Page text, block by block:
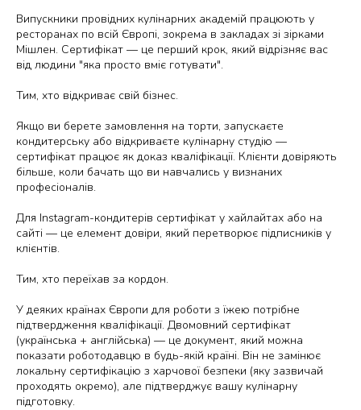
Випускники провідних кулінарних академій працюють у
ресторанах по всій Європі, зокрема в закладах зі зірками
Мішлен. Сертифікат — це перший крок, який відрізняє вас
від людини "яка просто вміє готувати".
Тим, хто відкриває свій бізнес.
Якщо ви берете замовлення на торти, запускаєте
кондитерську або відкриваєте кулінарну студію —
сертифікат працює як доказ кваліфікації. Клієнти довіряють
більше, коли бачать що ви навчались у визнаних
професіоналів.
Для Instagram-кондитерів сертифікат у хайлайтах або на
сайті — це елемент довіри, який перетворює підписників у
клієнтів.
Тим, хто переїхав за кордон.
У деяких країнах Європи для роботи з їжею потрібне
підтвердження кваліфікації. Двомовний сертифікат
(українська + англійська) — це документ, який можна
показати роботодавцю в будь-якій країні. Він не замінює
локальну сертифікацію з харчової безпеки (яку зазвичай
проходять окремо), але підтверджує вашу кулінарну
підготовку.